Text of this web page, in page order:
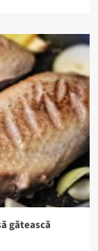
gătească